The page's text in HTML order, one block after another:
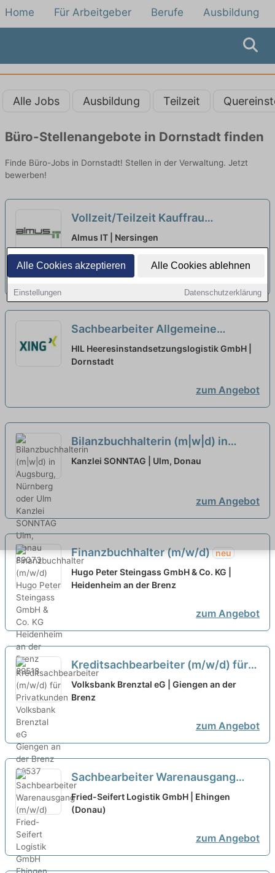
Alle Cookies akzeptieren Alle Cookies ablehnen
Einstellungen Datenschutzerklärung
Home Für Arbeitgeber Berufe Ausbildung
Alle Jobs Ausbildung Teilzeit
Büro-Stellenangebote in Dornstadt finden
Finde Büro-Jobs in Dornstadt! Stellen in der Verwaltung. Jetzt
bewerben!
Vollzeit/Teilzeit Kauffrau
/Kaufmann für Büromanagement
(m/w/d)
Almus IT | Nersingen
Sachbearbeiter Allgemeine
Beschaffung (m/w/d) - befristet für
1 Jahr neu
HIL Heeresinstandsetzungslogistik GmbH |
Dornstadt
zum Angebot
Bilanzbuchhalterin (m|w|d) in
Augsburg, Nürnberg oder Ulm
Kanzlei SONNTAG | Ulm, Donau
zum Angebot
Finanzbuchhalter (m/w/d) neu
Hugo Peter Steingass GmbH & Co. KG |
Heidenheim an der Brenz
zum Angebot
Kreditsachbearbeiter (m/w/d) für
Privatkunden neu
Volksbank Brenztal eG | Giengen an der
Brenz
zum Angebot
Sachbearbeiter Warenausgang
(m/w/d) neu
Fried-Seifert Logistik GmbH | Ehingen
(Donau)
zum Angebot